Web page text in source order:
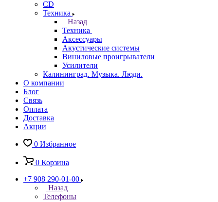
CD
Техника
Назад
Техника
Аксессуары
Акустические системы
Виниловые проигрыватели
Усилители
Калининград. Музыка. Люди.
О компании
Блог
Связь
Оплата
Доставка
Акции
0 Избранное
0 Корзина
+7 908 290-01-00
Назад
Телефоны